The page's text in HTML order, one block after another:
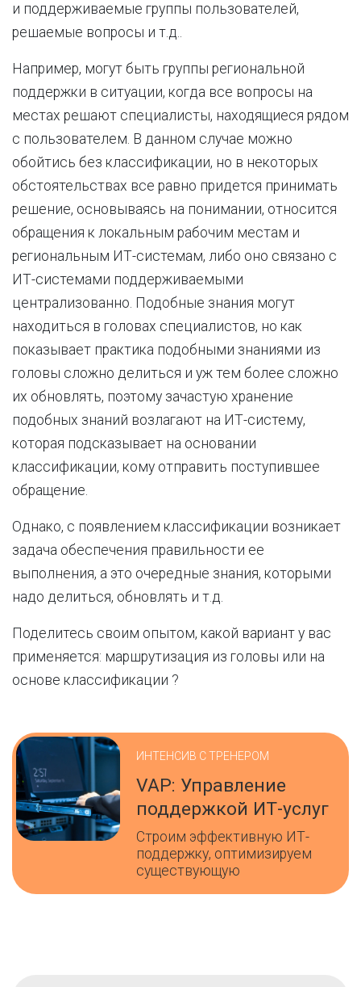
и поддерживаемые группы пользователей,
решаемые вопросы и т.д..
Например, могут быть группы региональной
поддержки в ситуации, когда все вопросы на
местах решают специалисты, находящиеся рядом
с пользователем. В данном случае можно
обойтись без классификации, но в некоторых
обстоятельствах все равно придется принимать
решение, основываясь на понимании, относится
обращения к локальным рабочим местам и
региональным ИТ-системам, либо оно связано с
ИТ-системами поддерживаемыми
централизованно. Подобные знания могут
находиться в головах специалистов, но как
показывает практика подобными знаниями из
головы сложно делиться и уж тем более сложно
их обновлять, поэтому зачастую хранение
подобных знаний возлагают на ИТ-систему,
которая подсказывает на основании
классификации, кому отправить поступившее
обращение.
Однако, с появлением классификации возникает
задача обеспечения правильности ее
выполнения, а это очередные знания, которыми
надо делиться, обновлять и т.д.
Поделитесь своим опытом, какой вариант у вас
применяется: маршрутизация из головы или на
основе классификации ?
ИНТЕНСИВ С ТРЕНЕРОМ
VAP: Управление
поддержкой ИТ-услуг
Строим эффективную ИТ-
поддержку, оптимизируем
существующую